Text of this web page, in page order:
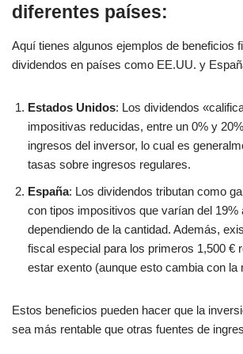
diferentes países:
Aquí tienes algunos ejemplos de beneficios
dividendos en países como EE.UU. y
Estados Unidos: Los dividendos
impositivas reducidas, entre un 0% y
ingresos del inversor, lo cual es
tasas sobre ingresos regulares.
España: Los dividendos tributan como
con tipos impositivos que varían del 19%
dependiendo de la cantidad. Además,
fiscal especial para los primeros 1,500 €
estar exento (aunque esto cambia con la
Estos beneficios pueden hacer que la
sea más rentable que otras fuentes de